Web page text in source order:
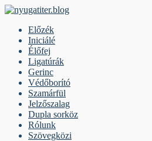
Skip
contentElőzék
Iniciálé
Élőfej
Ligatúrák
Gerinc
Védőborító
Szamárfül
Jelzőszalag
Dupla sorköz
Rólunk
Szövegközi